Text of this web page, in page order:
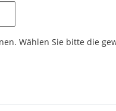
Wählen Sie bitte die